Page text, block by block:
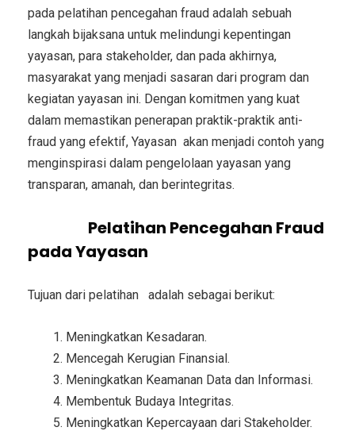
pada pelatihan pencegahan fraud adalah sebuah
langkah bijaksana untuk melindungi kepentingan
yayasan, para stakeholder, dan pada akhirnya,
masyarakat yang menjadi sasaran dari program dan
kegiatan yayasan ini. Dengan komitmen yang kuat
dalam memastikan penerapan praktik-praktik anti-
fraud yang efektif, Yayasan akan menjadi contoh yang
menginspirasi dalam pengelolaan yayasan yang
transparan, amanah, dan berintegritas.
Pelatihan Pencegahan Fraud
pada Yayasan
Tujuan dari pelatihan adalah sebagai berikut:
Meningkatkan Kesadaran.
Mencegah Kerugian Finansial.
Meningkatkan Keamanan Data dan Informasi.
Membentuk Budaya Integritas.
Meningkatkan Kepercayaan dari Stakeholder.